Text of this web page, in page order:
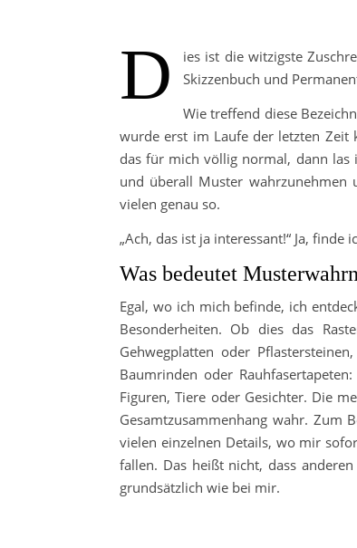
D
ies ist die witzigste
Skizzenbuch und
Wie treffend diese
wurde erst im Laufe der letzten Zeit
das für mich völlig normal, dann las
und überall Muster wahrzunehmen
vielen genau so.
„Ach, das ist ja interessant!“ Ja, finde
Was bedeutet
Egal, wo ich mich befinde, ich
Besonderheiten. Ob dies das
Gehwegplatten oder
Baumrinden oder
Figuren, Tiere oder Gesichter. Die
Gesamtzusammenhang wahr. Zum
vielen einzelnen Details, wo mir
fallen. Das heißt nicht, dass
grundsätzlich wie bei mir.